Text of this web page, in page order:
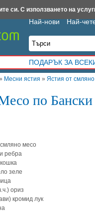
Месни ястия » Ястия от
по Бански
смляно месо
ребра
зеле
ориз
кромид лук
Най-нови Най-
ПОДАРЪК ЗА
NewAge.bg
си. С използването на